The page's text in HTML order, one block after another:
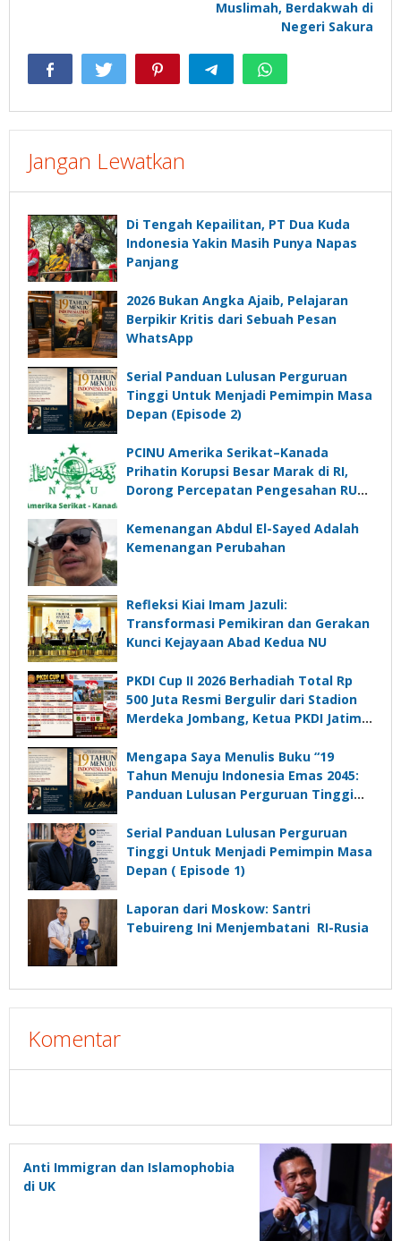
Muslimah, Berdakwah di
Negeri Sakura
Jangan Lewatkan
Di Tengah Kepailitan, PT Dua Kuda
Indonesia Yakin Masih Punya Napas
Panjang
2026 Bukan Angka Ajaib, Pelajaran
Berpikir Kritis dari Sebuah Pesan
WhatsApp
Serial Panduan Lulusan Perguruan
Tinggi Untuk Menjadi Pemimpin Masa
Depan (Episode 2)
PCINU Amerika Serikat–Kanada
Prihatin Korupsi Besar Marak di RI,
Dorong Percepatan Pengesahan RUU
Kemenangan Abdul El-Sayed Adalah
Kemenangan Perubahan
Refleksi Kiai Imam Jazuli:
Transformasi Pemikiran dan Gerakan
Kunci Kejayaan Abad Kedua NU
PKDI Cup II 2026 Berhadiah Total Rp
500 Juta Resmi Bergulir dari Stadion
Merdeka Jombang, Ketua PKDI Jatim:
Komunikasi Kades untuk Memajukan
Desa
Mengapa Saya Menulis Buku “19
Tahun Menuju Indonesia Emas 2045:
Panduan Lulusan Perguruan Tinggi
Depan”?
Serial Panduan Lulusan Perguruan
Tinggi Untuk Menjadi Pemimpin Masa
Depan ( Episode 1)
Laporan dari Moskow: Santri
Tebuireng Ini Menjembatani RI-Rusia
Komentar
Anti Immigran dan Islamophobia
di UK